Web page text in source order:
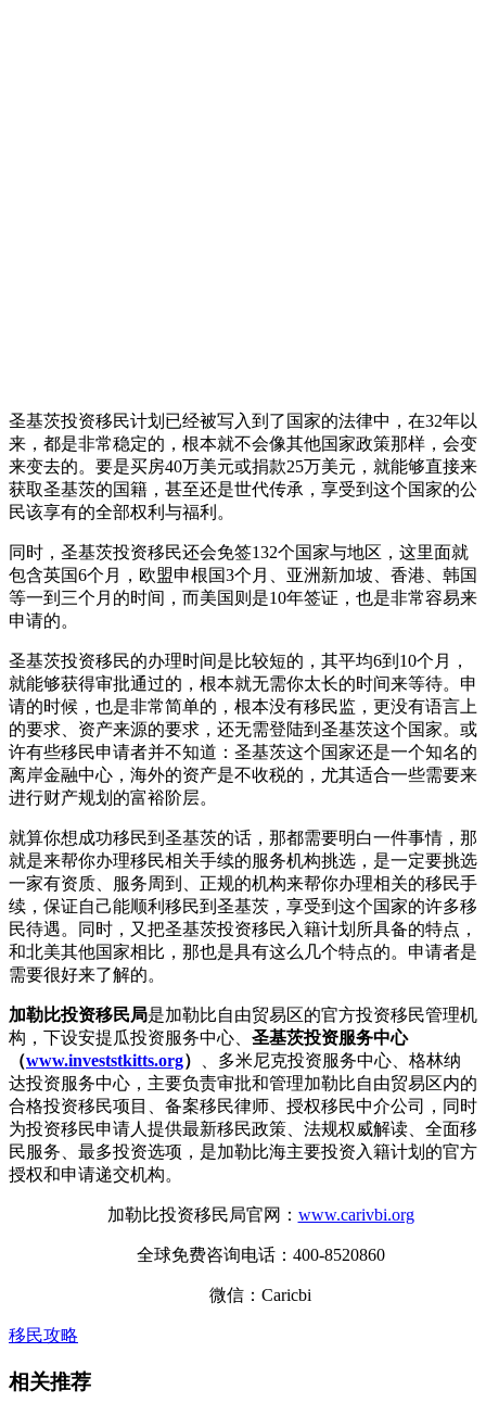
圣基茨投资移民计划已经被写入到了国家的法律中，在32年以
来，都是非常稳定的，根本就不会像其他国家政策那样，会变
来变去的。要是买房40万美元或捐款25万美元，就能够直接来
获取圣基茨的国籍，甚至还是世代传承，享受到这个国家的公
民该享有的全部权利与福利。
同时，圣基茨投资移民还会免签132个国家与地区，这里面就
包含英国6个月，欧盟申根国3个月、亚洲新加坡、香港、韩国
等一到三个月的时间，而美国则是10年签证，也是非常容易来
申请的。
圣基茨投资移民的办理时间是比较短的，其平均6到10个月，
就能够获得审批通过的，根本就无需你太长的时间来等待。申
请的时候，也是非常简单的，根本没有移民监，更没有语言上
的要求、资产来源的要求，还无需登陆到圣基茨这个国家。或
许有些移民申请者并不知道：圣基茨这个国家还是一个知名的
离岸金融中心，海外的资产是不收税的，尤其适合一些需要来
进行财产规划的富裕阶层。
就算你想成功移民到圣基茨的话，那都需要明白一件事情，那
就是来帮你办理移民相关手续的服务机构挑选，是一定要挑选
一家有资质、服务周到、正规的机构来帮你办理相关的移民手
续，保证自己能顺利移民到圣基茨，享受到这个国家的许多移
民待遇。同时，又把圣基茨投资移民入籍计划所具备的特点，
和北美其他国家相比，那也是具有这么几个特点的。申请者是
需要很好来了解的。
加勒比投资移民局是加勒比自由贸易区的官方投资移民管理机
构，下设安提瓜投资服务中心、 圣基茨投资服务中心
（www.investstkitts.org）
、多米尼克投资服务中心、格林纳
达投资服务中心，主要负责审批和管理加勒比自由贸易区内的
合格投资移民项目、备案移民律师、授权移民中介公司，同时
为投资移民申请人提供最新移民政策、法规权威解读、全面移
民服务、最多投资选项，是加勒比海主要投资入籍计划的官方
授权和申请递交机构。
加勒比投资移民局官网： www.carivbi.org
全球免费咨询电话：400-8520860
微信：Caricbi
移民攻略
相关推荐